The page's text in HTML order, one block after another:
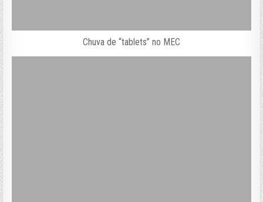
Chuva de “tablets” no MEC